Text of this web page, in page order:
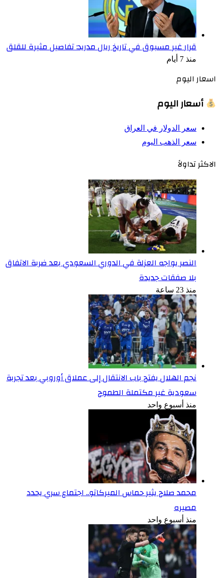
قرار غير مسبوق في تاريخ ريال مدريد: تفاصيل مثيرة للقلق
منذ 7 أيام
اسعار اليوم
أسعار اليوم
سعر الدولار في العراق
سعر الذهب اليوم
الاكثر تداولاً
النصر يواجه العزلة في الدوري السعودي بعد ضربة الاتفاق
بلا صفقات جديدة
منذ 23 ساعة
نجم الهلال يفتح باب الانتقال إلى عملاق أوروبي بعد تجربة
سعودية غير مكتملة الطموح
منذ أسبوع واحد
محمد صلاح يثير حماس الميركاتو.. اجتماع سري يحدد
مصيره
منذ أسبوع واحد